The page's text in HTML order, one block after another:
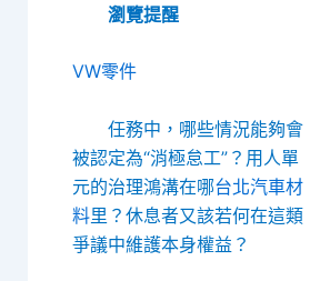
瀏覽提醒
VW零件
任務中，哪些情況能夠會
被認定為“消極怠工”？用人單
元的治理鴻溝在哪台北汽車材
料里？休息者又該若何在這類
爭議中維護本身權益？